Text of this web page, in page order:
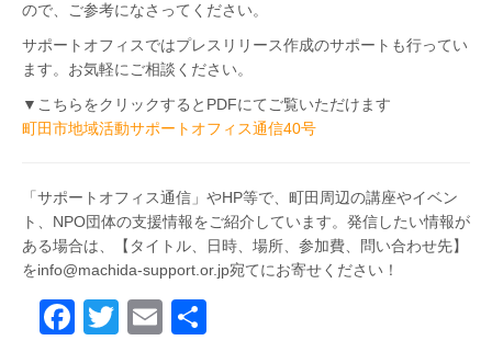
ので、ご参考になさってください。
サポートオフィスではプレスリリース作成のサポートも行ってい
ます。お気軽にご相談ください。
▼こちらをクリックするとPDFにてご覧いただけます
町田市地域活動サポートオフィス通信40号
「サポートオフィス通信」やHP等で、町田周辺の講座やイベン
ト、NPO団体の支援情報をご紹介しています。発信したい情報が
ある場合は、【タイトル、日時、場所、参加費、問い合わせ先】
をinfo@machida-support.or.jp宛てにお寄せください！
F
T
E